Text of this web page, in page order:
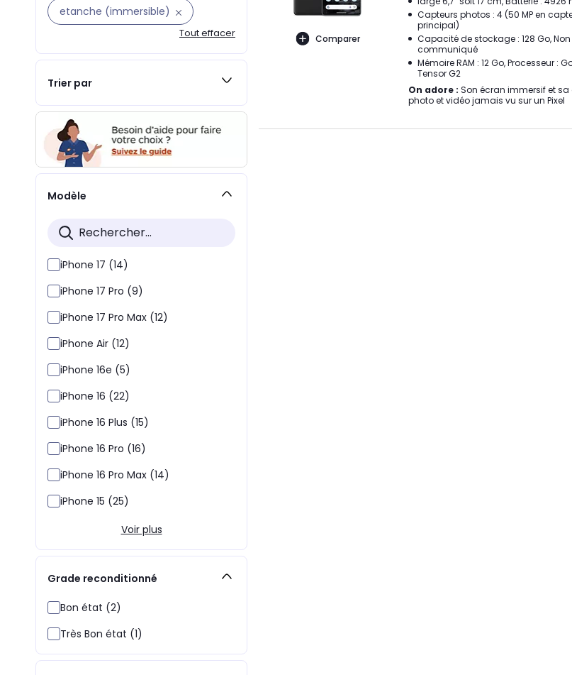
etanche (immersible)
Tout effacer
Trier par
Modèle
iPhone 17 (14)
iPhone 17 Pro (9)
iPhone 17 Pro Max (12)
iPhone Air (12)
iPhone 16e (5)
iPhone 16 (22)
iPhone 16 Plus (15)
iPhone 16 Pro (16)
iPhone 16 Pro Max (14)
iPhone 15 (25)
Voir plus
Grade reconditionné
Bon état (2)
Très Bon état (1)
Comparer
Capteurs photos : 4 (50 MP en
principal)
Capacité de stockage : 128 Go, Non
communiqué
Mémoire RAM : 12 Go, Processeur :
Tensor G2
On adore : Son écran immersif et
photo et vidéo jamais vu sur un Pixel